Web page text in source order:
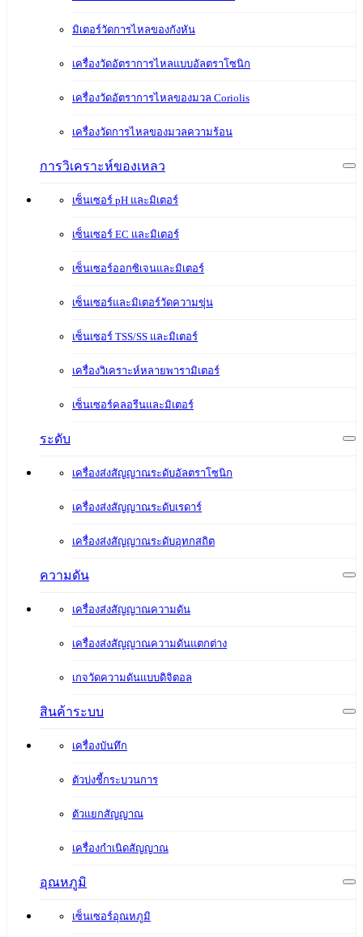
มิเตอร์วัดการไหลของกังหัน
เครื่องวัดอัตราการไหลแบบอัลตราโซนิก
เครื่องวัดอัตราการไหลของมวล Coriolis
เครื่องวัดการไหลของมวลความร้อน
การวิเคราะห์ของเหลว
เซ็นเซอร์ pH และมิเตอร์
เซ็นเซอร์ EC และมิเตอร์
เซ็นเซอร์ออกซิเจนและมิเตอร์
เซ็นเซอร์และมิเตอร์วัดความขุ่น
เซ็นเซอร์ TSS/SS และมิเตอร์
เครื่องวิเคราะห์หลายพารามิเตอร์
เซ็นเซอร์คลอรีนและมิเตอร์
ระดับ
เครื่องส่งสัญญาณระดับอัลตราโซนิก
เครื่องส่งสัญญาณระดับเรดาร์
เครื่องส่งสัญญาณระดับอุทกสถิต
ความดัน
เครื่องส่งสัญญาณความดัน
เครื่องส่งสัญญาณความดันแตกต่าง
เกจวัดความดันแบบดิจิตอล
สินค้าระบบ
เครื่องบันทึก
ตัวบ่งชี้กระบวนการ
ตัวแยกสัญญาณ
เครื่องกำเนิดสัญญาณ
อุณหภูมิ
เซ็นเซอร์อุณหภูมิ